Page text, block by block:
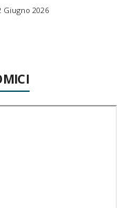
Giugno 2026